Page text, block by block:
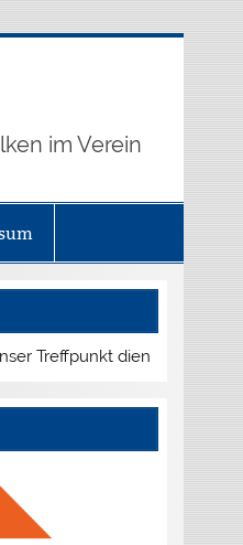
im Verein
dienstags und